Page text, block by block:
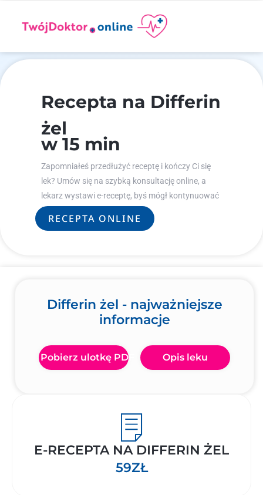
Recepta na Differin
żel
w 15 min
Zapomniałeś przedłużyć receptę i kończy Ci się
lek? Umów się na szybką konsultację online, a
lekarz wystawi e-receptę, byś mógł kontynuować
leczenie.
RECEPTA ONLINE
Differin żel - najważniejsze
informacje
Pobierz ulotkę PDF Opis leku
E-RECEPTA NA DIFFERIN ŻEL
59ZŁ